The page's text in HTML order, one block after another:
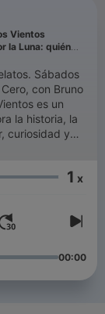
Vientos
la Luna: quién
Sábados
con Bruno
la historia, la
curiosidad y
y relatos
lo
1 x
00:00